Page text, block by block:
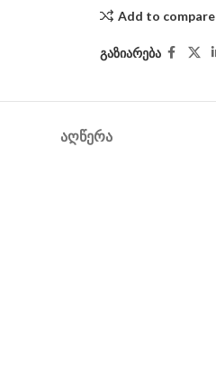
Add to compare
გაზიარება
ᲐᲦᲬᲔᲠᲐ